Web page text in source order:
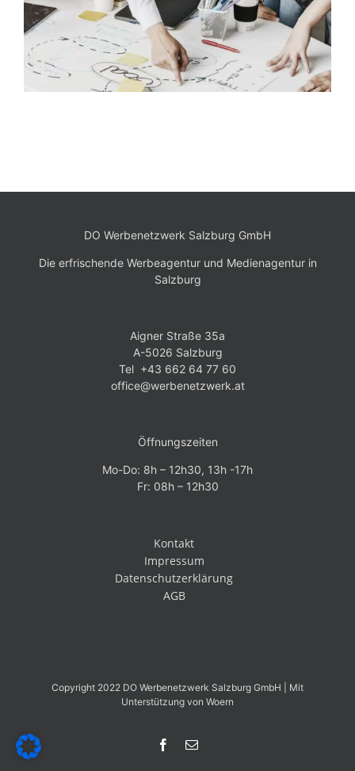
DO Werbenetzwerk Salzburg GmbH
Die erfrischende Werbeagentur und Medienagentur in
Salzburg
Aigner Straße 35a
A-5026 Salzburg
Tel +43 662 64 77 60
office@werbenetzwerk.at
Öffnungszeiten
Mo-Do: 8h – 12h30, 13h -17h
Fr: 08h – 12h30
Kontakt
Impressum
Datenschutzerklärung
AGB
Copyright 2022 DO Werbenetzwerk Salzburg GmbH | Mit
Unterstützung von Woern
Facebook
E-